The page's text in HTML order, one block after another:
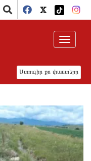
Ստուգիր քո փաստերը
Toggle